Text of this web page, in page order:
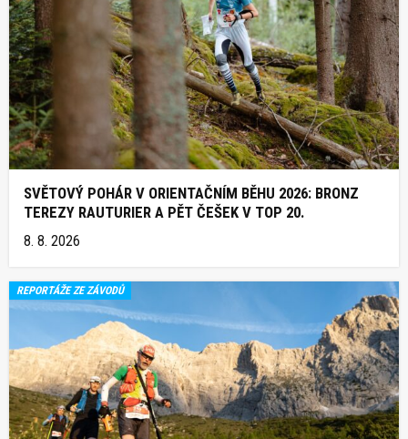
SVĚTOVÝ POHÁR V ORIENTAČNÍM BĚHU 2026: BRONZ
TEREZY RAUTURIER A PĚT ČEŠEK V TOP 20.
8. 8. 2026
REPORTÁŽE ZE ZÁVODŮ